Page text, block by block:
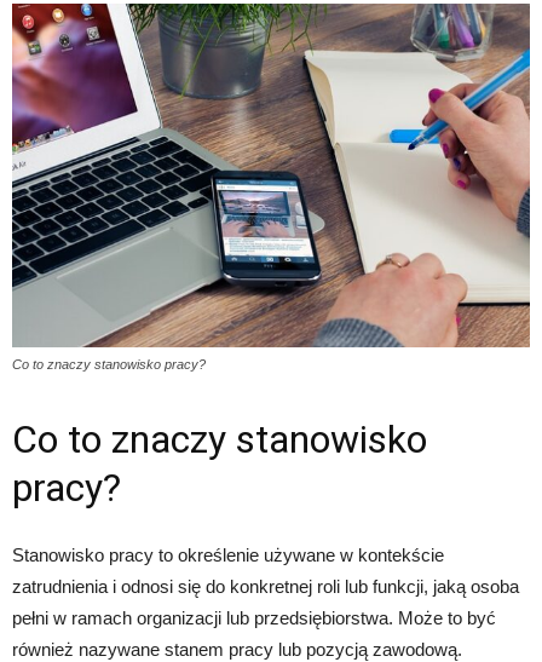
Co to znaczy stanowisko pracy?
Co to znaczy stanowisko
pracy?
Stanowisko pracy to określenie używane w kontekście
zatrudnienia i odnosi się do konkretnej roli lub funkcji, jaką osoba
pełni w ramach organizacji lub przedsiębiorstwa. Może to być
również nazywane stanem pracy lub pozycją zawodową.